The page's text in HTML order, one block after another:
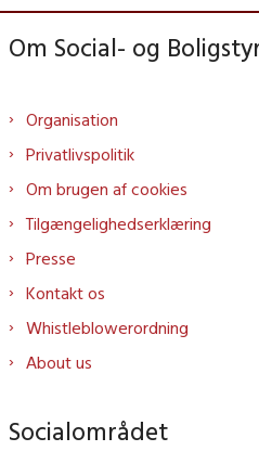
Om Social- og
Organisation
Privatlivspolitik
Om brugen af cookies
Tilgængelighedserklæring
Presse
Kontakt os
Whistleblowerordning
About us
Socialområdet